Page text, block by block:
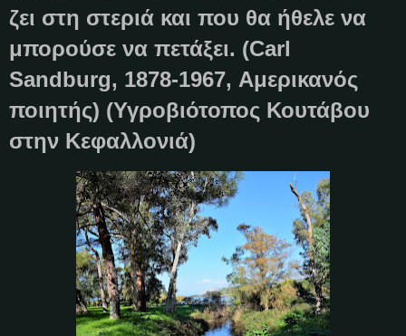
ζει στη στεριά και που θα ήθελε να
μπορούσε να πετάξει. (Carl
Sandburg, 1878-1967, Αμερικανός
ποιητής) (Υγροβιότοπος Κουτάβου
στην Κεφαλλονιά)